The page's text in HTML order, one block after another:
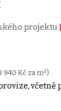
projektu
940 Kč za m²)